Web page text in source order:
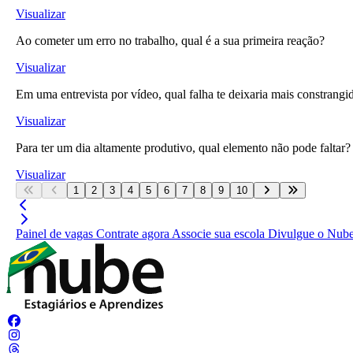
Visualizar
Ao cometer um erro no trabalho, qual é a sua primeira reação?
Visualizar
Em uma entrevista por vídeo, qual falha te deixaria mais
Visualizar
Para ter um dia altamente produtivo, qual elemento não pode faltar?
Visualizar
1 2 3 4 5 6 7 8 9 10
Painel de vagas Contrate agora Associe sua escola Divulgue o